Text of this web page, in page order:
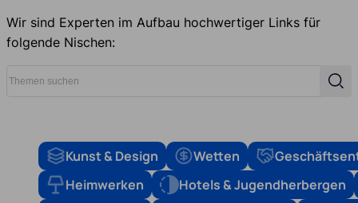
Wir sind Experten im Aufbau hochwertiger Links für
folgende Nischen:
Kunst & Design Wetten
Heimwerken
Hotels & Jugendherbergen